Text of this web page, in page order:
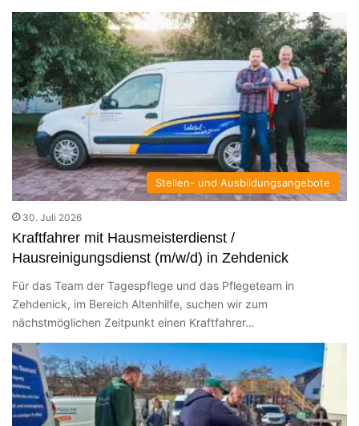
Stellen- und Ausbildungsangebote
30. Juli 2026
Kraftfahrer mit Hausmeisterdienst /
Hausreinigungsdienst (m/w/d) in Zehdenick
Für das Team der Tagespflege und das Pflegeteam in
Zehdenick, im Bereich Altenhilfe, suchen wir zum
nächstmöglichen Zeitpunkt einen Kraftfahrer…